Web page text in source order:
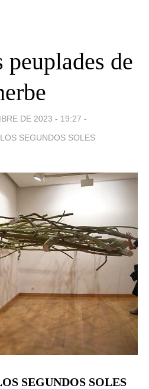
de
DE 2023 - 19:27 -
SEGUNDOS SOLES
SEGUNDOS SOLES